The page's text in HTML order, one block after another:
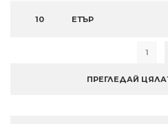
10 ЕТЪР
1
ПРЕГЛЕДАЙ